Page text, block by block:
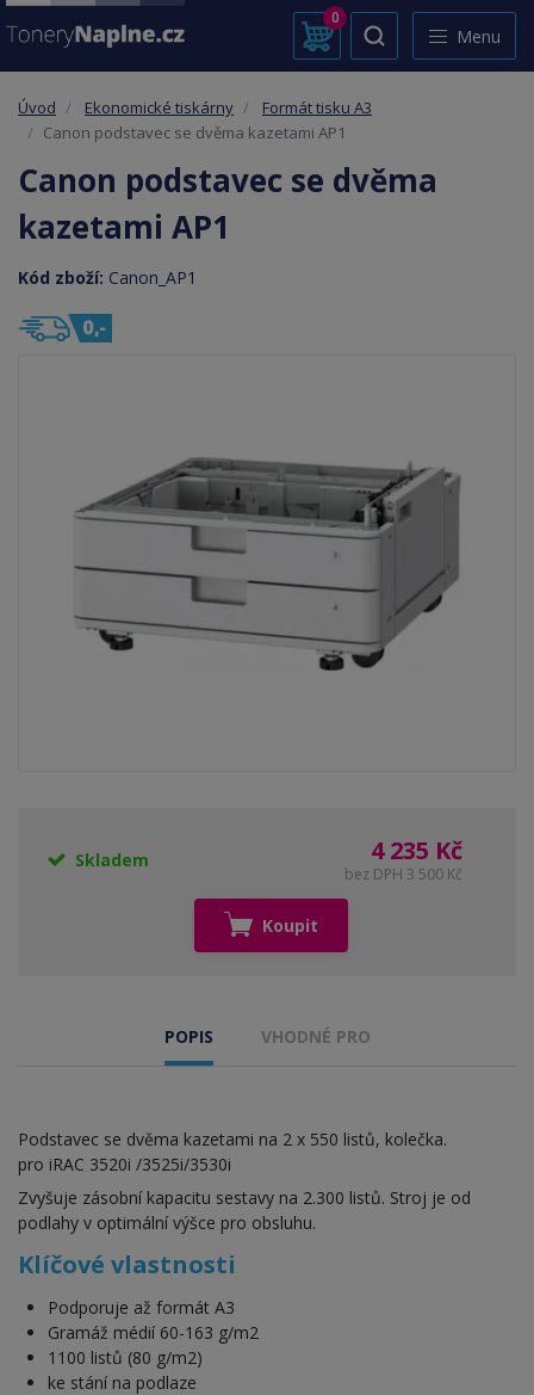
0
Menu
Úvod Ekonomické tiskárny
Formát tisku A3
Canon podstavec se dvěma kazetami AP1
Canon podstavec se dvěma
kazetami AP1
Kód zboží: Canon_AP1
Skladem 4 235 Kč
bez DPH 3 500 Kč
Koupit
POPIS VHODNÉ PRO
Podstavec se dvěma kazetami na 2 x 550 listů, kolečka.
pro iRAC 3520i /3525i/3530i
Zvyšuje zásobní kapacitu sestavy na 2.300 listů. Stroj je od
podlahy v optimální výšce pro obsluhu.
Klíčové vlastnosti
Podporuje až formát A3
Gramáž médií 60-163 g/m2
1100 listů (80 g/m2)
ke stání na podlaze